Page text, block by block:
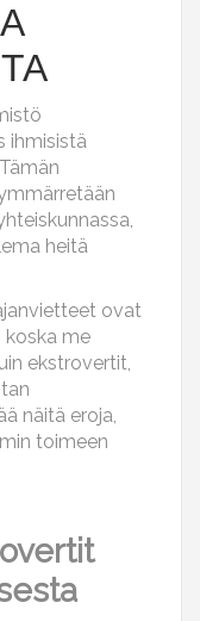
ihmisistä
heitä
ovat
koska me
ekstrovertit,
näitä eroja,
toimeen